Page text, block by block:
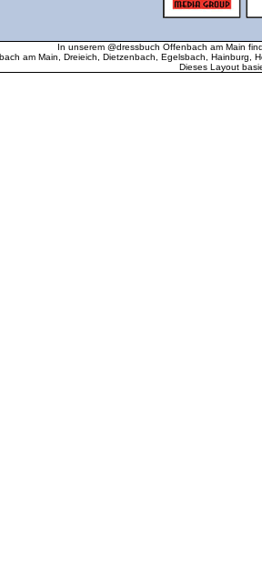
In unserem @dressbuch Offenbach am Main
am Main, Dreieich, Dietzenbach, Egelsbach, Hainburg,
Dieses Layout